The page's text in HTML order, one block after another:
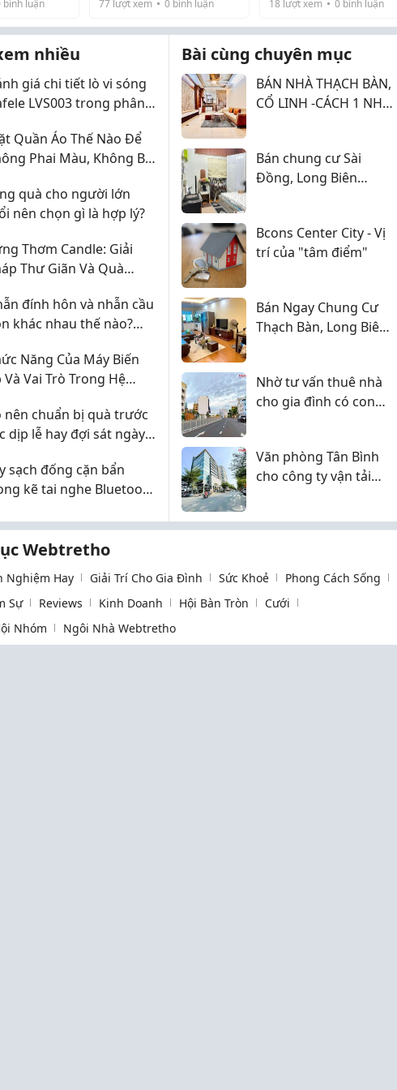
bình luận 77 lượt xem 0 bình luận
các khu công nghiệp lớn
như vậy, giá đất tại
đường DK12 sẽ ...
18 lượt xem 0bình luận
nhiều
giá chi tiết lò vi sóng
LVS003 trong phân
Quần Áo Thế Nào Để
Phai Màu, Không Bai
quà cho người lớn
nên chọn gì là hợp lý?
Thơm Candle: Giải
Thư Giãn Và Quà
đính hôn và nhẫn cầu
khác nhau thế nào?
Năng Của Máy Biến
Và Vai Trò Trong Hệ
nên chuẩn bị quà trước
dịp lễ hay đợi sát ngày
sạch đống cặn bẩn
kẽ tai nghe Bluetooth
sạch các mẹ ơi!
Bài cùng chuyên mục
BÁN NHÀ THẠCH BÀN,
CỔ LINH -CÁCH 1 NHÀ
chỉ 7,35 tỷ
Bán chung cư Sài
Đồng, Long Biên
Bcons Center City - Vị
trí của "tâm điểm"
Bán Ngay Chung Cư
Thạch Bàn, Long Biên
Nhờ tư vấn thuê nhà
cho gia đình có con
Văn phòng Tân Bình
cho công ty vận tải
Webtretho
Nghiệm Hay Giải Trí Cho Gia Đình Sức Khoẻ
Phong Cách Sống
Sự Reviews Kinh Doanh Hội Bàn Tròn
Cưới
Nhóm
Ngôi Nhà Webtretho